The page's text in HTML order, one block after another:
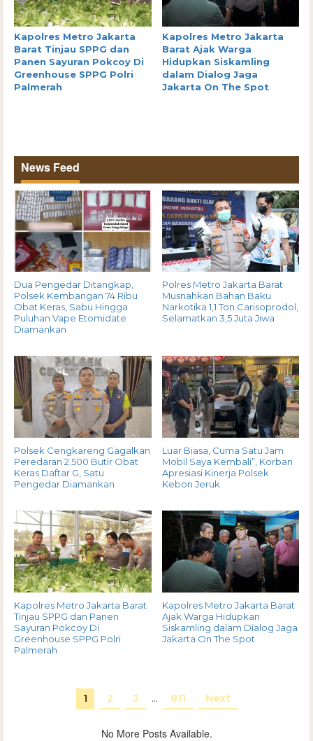
Kapolres Metro Jakarta
Barat Tinjau SPPG dan
Panen Sayuran Pokcoy Di
Greenhouse SPPG Polri
Palmerah
Kapolres Metro Jakarta
Barat Ajak Warga
Hidupkan Siskamling
dalam Dialog Jaga
Jakarta On The Spot
News Feed
Dua Pengedar Ditangkap,
Polsek Kembangan 74 Ribu
Obat Keras, Sabu Hingga
Puluhan Vape Etomidate
Diamankan
Polres Metro Jakarta Barat
Musnahkan Bahan Baku
Narkotika 1,1 Ton Carisoprodol,
Selamatkan 3,5 Juta Jiwa
Polsek Cengkareng Gagalkan
Peredaran 2.500 Butir Obat
Keras Daftar G, Satu
Pengedar Diamankan
Luar Biasa, Cuma Satu Jam
Mobil Saya Kembali”, Korban
Apresiasi Kinerja Polsek
Kebon Jeruk
Kapolres Metro Jakarta Barat
Tinjau SPPG dan Panen
Sayuran Pokcoy Di
Greenhouse SPPG Polri
Palmerah
Kapolres Metro Jakarta Barat
Ajak Warga Hidupkan
Siskamling dalam Dialog Jaga
Jakarta On The Spot
1 2 3 … 811 Next
No More Posts Available.